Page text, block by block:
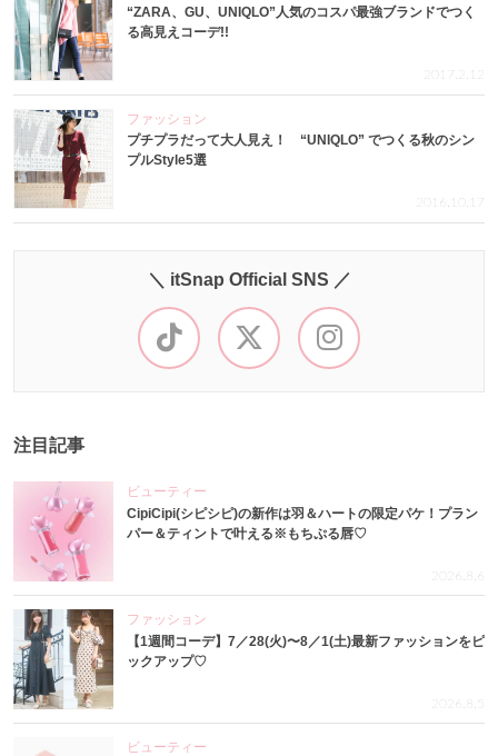
“ZARA、GU、UNIQLO”人気のコスパ最強ブランドでつく
る高見えコーデ!!
2017.2.12
ファッション
プチプラだって大人見え！ “UNIQLO” でつくる秋のシン
プルStyle5選
2016.10.17
＼ itSnap Official SNS ／
注目記事
ビューティー
CipiCipi(シピシピ)の新作は羽＆ハートの限定パケ！プラン
パー＆ティントで叶える※もちぷる唇♡
2026.8.6
ファッション
【1週間コーデ】7／28(火)〜8／1(土)最新ファッションをピ
ックアップ♡
2026.8.5
ビューティー